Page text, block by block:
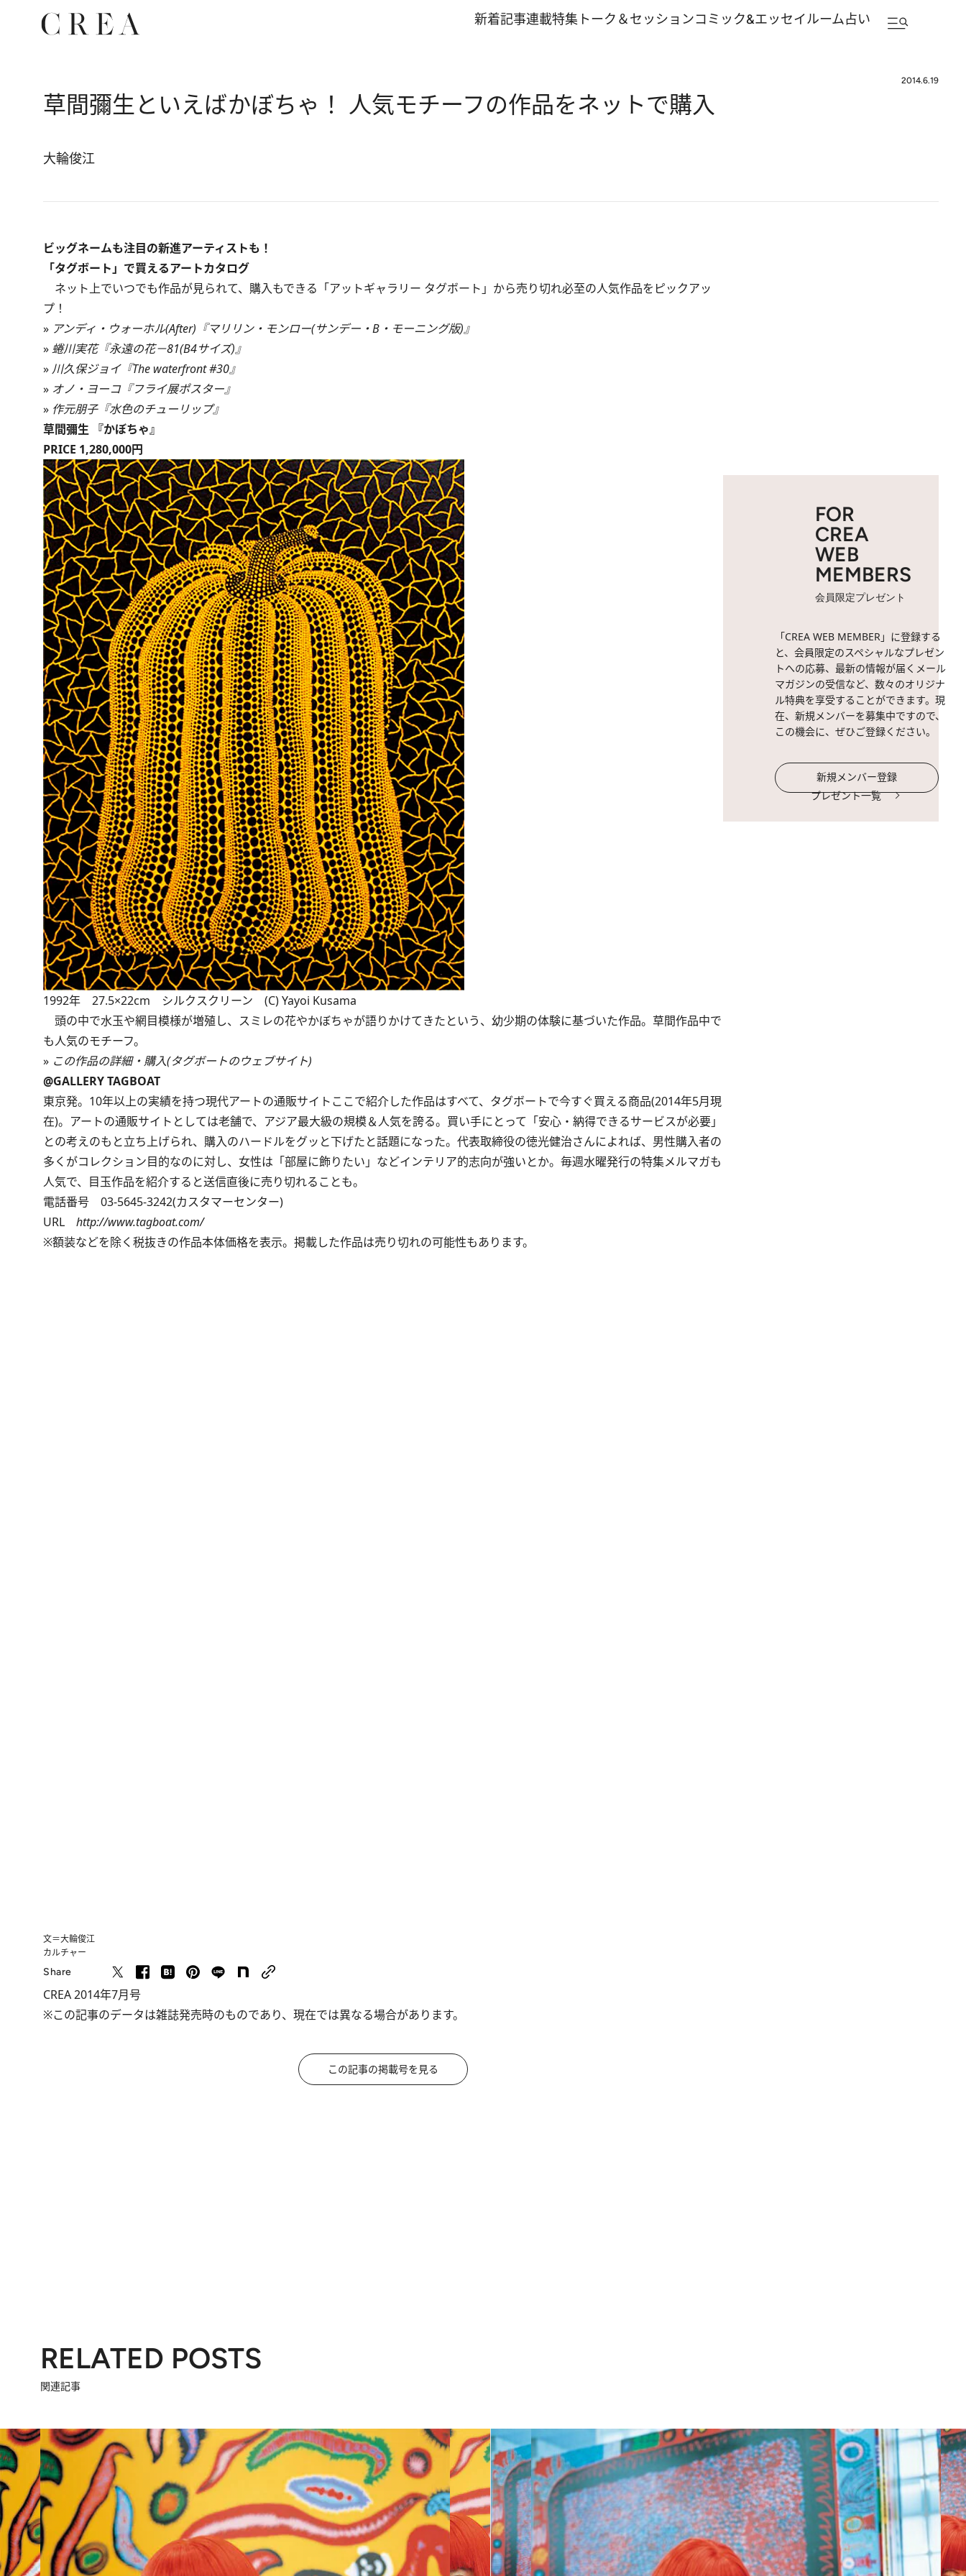
新着記事連載特集 トーク＆セッションコミック&エッセイルーム占い
2014.6.19
草間彌生といえばかぼちゃ！ 人気モチーフの作品をネットで購入
大輪俊江
ビッグネームも注目の新進アーティストも！
「タグボート」で買えるアートカタログ
ネット上でいつでも作品が見られて、購入もできる「アットギャラリー タグボート」から売り切れ必至の人気作品をピックアッ
プ！
» アンディ・ウォーホル(After)『マリリン・モンロー(サンデー・B・モーニング版)』
»蜷川実花『永遠の花－81(B4サイズ)』
» 川久保ジョイ『The waterfront #30』
» オノ・ヨーコ『フライ展ポスター』
» 作元朋子『水色のチューリップ』
草間彌生 『かぼちゃ』
PRICE 1,280,000円
1992年 27.5×22cm シルクスクリーン (C) Yayoi Kusama
頭の中で水玉や網目模様が増殖し、スミレの花やかぼちゃが語りかけてきたという、幼少期の体験に基づいた作品。草間作品中で
も人気のモチーフ。
» この作品の詳細・購入(タグボートのウェブサイト)
@GALLERY TAGBOAT
東京発。10年以上の実績を持つ現代アートの通販サイトここで紹介した作品はすべて、タグボートで今すぐ買える商品(2014年5月現
在)。アートの通販サイトとしては老舗で、アジア最大級の規模＆人気を誇る。買い手にとって「安心・納得できるサービスが必要」
との考えのもと立ち上げられ、購入のハードルをグッと下げたと話題になった。代表取締役の徳光健治さんによれば、男性購入者の
多くがコレクション目的なのに対し、女性は「部屋に飾りたい」などインテリア的志向が強いとか。毎週水曜発行の特集メルマガも
人気で、目玉作品を紹介すると送信直後に売り切れることも。
電話番号 03-5645-3242(カスタマーセンター)
URL http://www.tagboat.com/
※額装などを除く税抜きの作品本体価格を表示。掲載した作品は売り切れの可能性もあります。
文＝大輪俊江
カルチャー
Share
CREA 2014年7月号
※この記事のデータは雑誌発売時のものであり、現在では異なる場合があります。
この記事の掲載号を見る
FOR
CREA
WEB
MEMBERS
会員限定プレゼント
「CREA WEB MEMBER」に登録する
と、会員限定のスペシャルなプレゼン
トへの応募、最新の情報が届くメール
マガジンの受信など、数々のオリジナ
ル特典を享受することができます。現
在、新規メンバーを募集中ですので、
この機会に、ぜひご登録ください。
新規メンバー登録
プレゼント一覧
RELATED POSTS
関連記事